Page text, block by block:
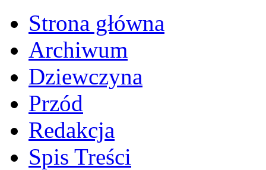
Strona główna
Archiwum
Dziewczyna
Przód
Redakcja
Spis Treści